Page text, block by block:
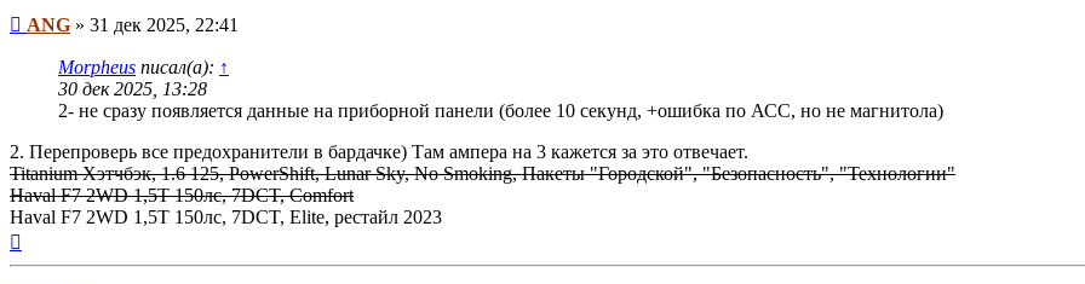
Сообщение
ANG » 31 дек 2025, 22:41
Morpheus писал(а): ↑
30 дек 2025, 13:28
2- не сразу появляется данные на приборной панели (более 10 секунд, +ошибка по АСС, но не магнитола)
2. Перепроверь все предохранители в бардачке) Там ампера на 3 кажется за это отвечает.
Titanium Хэтчбэк, 1.6 125, PowerShift, Lunar Sky, No Smoking, Пакеты "Городской", "Безопасность", "Технологии"
Haval F7 2WD 1,5T 150лс, 7DCT, Comfort
Haval F7 2WD 1,5T 150лс, 7DCT, Elite, рестайл 2023